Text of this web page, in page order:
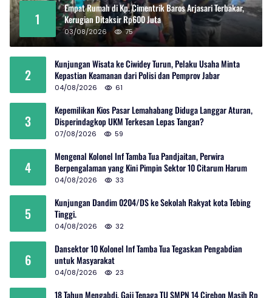
1
Empat Rumah di Kp. Cimentrik Baros Arjasari Terbakar,
Kerugian Ditaksir Rp600 Juta
03/08/2026 75
2
Kunjungan Wisata ke Ciwidey Turun, Pelaku Usaha Minta
Kepastian Keamanan dari Polisi dan Pemprov Jabar
04/08/2026 61
3
Kepemilikan Kios Pasar Lemahabang Diduga Langgar Aturan,
Disperindagkop UKM Terkesan Lepas Tangan?
07/08/2026 59
4
Mengenal Kolonel Inf Tamba Tua Pandjaitan, Perwira
Berpengalaman yang Kini Pimpin Sektor 10 Citarum Harum
04/08/2026 33
5
Kunjungan Dandim 0204/DS ke Sekolah Rakyat kota Tebing
Tinggi.
04/08/2026 32
6
Dansektor 10 Kolonel Inf Tamba Tua Tegaskan Pengabdian
untuk Masyarakat
04/08/2026 23
18 Tahun Mengabdi, Gaji Tenaga TU SMPN 14 Cirebon Masih Rp